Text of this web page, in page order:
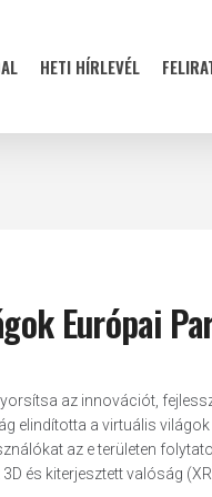
HETI HÍRLEVÉL
Európai
az innovációt,
elindította a virtuális világok
az e területen
és kiterjesztett valóság